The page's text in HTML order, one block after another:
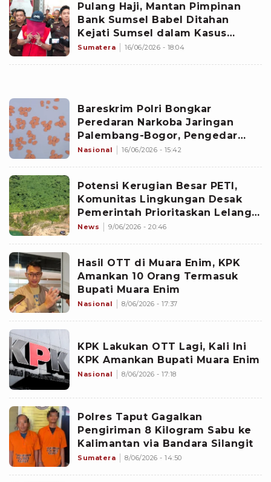
Pulang Haji, Mantan Pimpinan
Bank Sumsel Babel Ditahan
Kejati Sumsel dalam Kasus
Dugaan Korupsi KUR Rp3,9 Miliar
Sumatera 16/06/2026 - 18:04
Bareskrim Polri Bongkar
Peredaran Narkoba Jaringan
Palembang-Bogor, Pengedar
hingga Pengendali Kurir
Nasional 16/06/2026 - 15:42
Potensi Kerugian Besar PETI,
Komunitas Lingkungan Desak
Pemerintah Prioritaskan Lelang
WIUP Muratara
News 9/06/2026 - 20:46
Hasil OTT di Muara Enim, KPK
Amankan 10 Orang Termasuk
Bupati Muara Enim
Nasional 8/06/2026 - 17:37
KPK Lakukan OTT Lagi, Kali Ini
KPK Amankan Bupati Muara Enim
Nasional 8/06/2026 - 17:18
Polres Taput Gagalkan
Pengiriman 8 Kilogram Sabu ke
Kalimantan via Bandara Silangit
Sumatera 8/06/2026 - 14:50